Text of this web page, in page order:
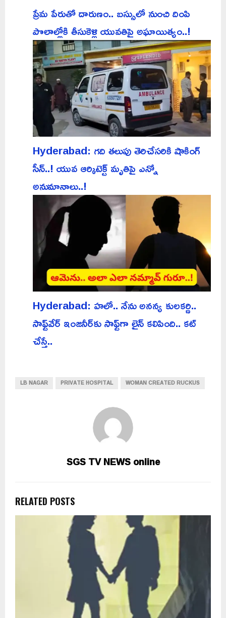
ప్రేమ పేరుతో దారుణం.. బస్సులో నుంచి దింపి
పొలాల్లోకి తీసుకెళ్లి యువతిపై అఘాయిత్యం..!
Hyderabad: గది తలుపు తెరిచేసరికి షాకింగ్
సీన్..! యువ ఆర్కిటెక్ట్ మృతిపై ఎన్నో
అనుమానాలు..!
Hyderabad: హలో.. నేను అనన్య కులకర్ణి..
సాఫ్ట్‌వేర్ ఇంజనీర్‌కు సాఫ్ట్‌గా లైన్ కలిపింది.. కట్
చేస్తే..
LB NAGAR PRIVATE HOSPITAL WOMAN CREATED RUCKUS
SGS TV NEWS online
RELATED POSTS